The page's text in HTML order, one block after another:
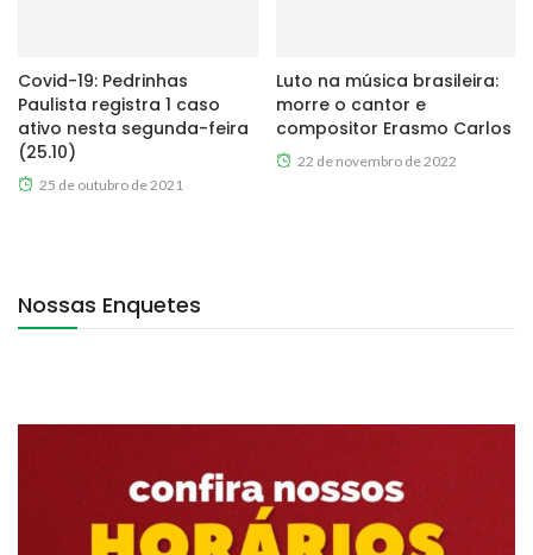
Covid-19: Pedrinhas
Paulista registra 1 caso
ativo nesta segunda-feira
(25.10)
25 de outubro de 2021
Luto na música brasileira:
morre o cantor e
compositor Erasmo Carlos
22 de novembro de 2022
Nossas Enquetes